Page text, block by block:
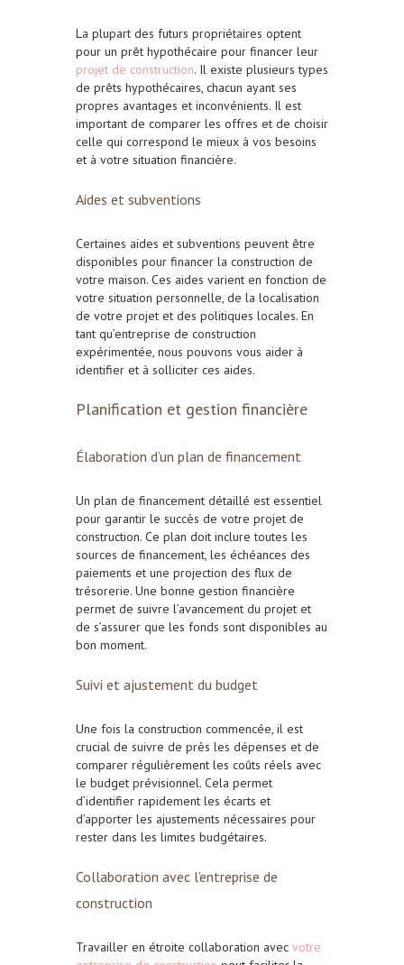
La plupart des futurs propriétaires optent
pour un prêt hypothécaire pour financer leur
projet de construction. Il existe plusieurs types
de prêts hypothécaires, chacun ayant ses
propres avantages et inconvénients. Il est
important de comparer les offres et de choisir
celle qui correspond le mieux à vos besoins
et à votre situation financière.
Aides et subventions
Certaines aides et subventions peuvent être
disponibles pour financer la construction de
votre maison. Ces aides varient en fonction de
votre situation personnelle, de la localisation
de votre projet et des politiques locales. En
tant qu’entreprise de construction
expérimentée, nous pouvons vous aider à
identifier et à solliciter ces aides.
Planification et gestion financière
Élaboration d’un plan de financement
Un plan de financement détaillé est essentiel
pour garantir le succès de votre projet de
construction. Ce plan doit inclure toutes les
sources de financement, les échéances des
paiements et une projection des flux de
trésorerie. Une bonne gestion financière
permet de suivre l’avancement du projet et
de s’assurer que les fonds sont disponibles au
bon moment.
Suivi et ajustement du budget
Une fois la construction commencée, il est
crucial de suivre de près les dépenses et de
comparer régulièrement les coûts réels avec
le budget prévisionnel. Cela permet
d’identifier rapidement les écarts et
d’apporter les ajustements nécessaires pour
rester dans les limites budgétaires.
Collaboration avec l’entreprise de
construction
Travailler en étroite collaboration avec votre